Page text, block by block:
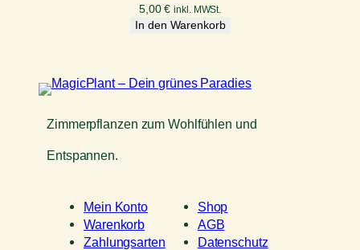
5,00€ inkl. MWSt.
In den Warenkorb
Zimmerpflanzen zum Wohlfühlen und
Entspannen.
Mein Konto
Warenkorb
Zahlungsarten
Shop
AGB
Datenschutz